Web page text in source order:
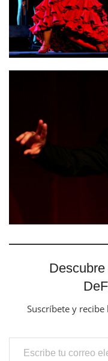
Suscríbete y
Escribe tu correo electrónico…